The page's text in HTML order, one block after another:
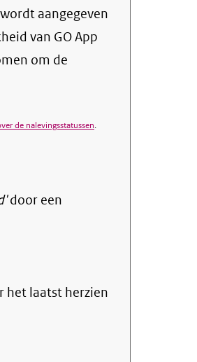
aangegeven
van GO App
om de
de nalevingsstatussen.
door een
het laatst herzien